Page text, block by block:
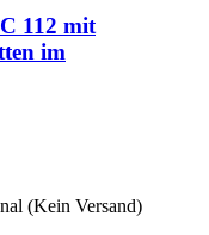
112 mit
im
(Kein Versand)